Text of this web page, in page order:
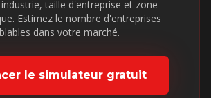
taille d'entreprise et zone
Estimez le nombre d'entreprises
dans votre marché.
le simulateur gratuit